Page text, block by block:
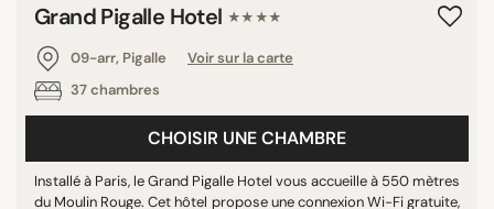
Grand Pigalle Hotel ★★★★
09-arr, Pigalle
Voir sur la carte
37 chambres
CHOISIR UNE CHAMBRE
Installé à Paris, le Grand Pigalle Hotel vous accueille à 550 mètres
du Moulin Rouge. Cet hôtel propose une connexion Wi-Fi gratuite,